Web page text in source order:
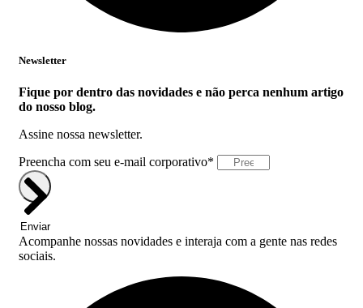
Newsletter
Fique por dentro das novidades e não perca nenhum artigo
do nosso blog.
Assine nossa newsletter.
Preencha com seu e-mail corporativo*
Enviar
Acompanhe nossas novidades e interaja com a gente nas redes
sociais.